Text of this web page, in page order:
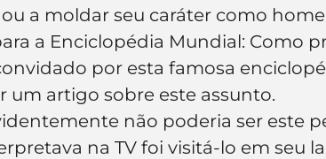
a moldar seu caráter como
a Enciclopédia Mundial: Como
por esta famosa
um artigo sobre este assunto.
não poderia ser este
na TV foi visitá-lo em seu